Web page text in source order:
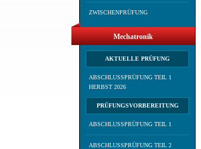
ZWISCHENPRÜFUNG
Mechatronik
AKTUELLE PRÜFUNG
ABSCHLUSSPRÜFUNG TEIL 1
HERBST 2026
PRÜFUNGSVORBEREITUNG
ABSCHLUSSPRÜFUNG TEIL 1
ABSCHLUSSPRÜFUNG TEIL 2